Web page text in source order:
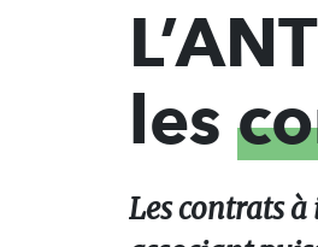
les
Les contrats